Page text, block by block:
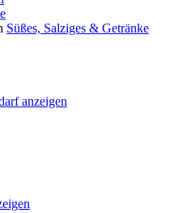
Süßes, Salziges & Getränke
anzeigen